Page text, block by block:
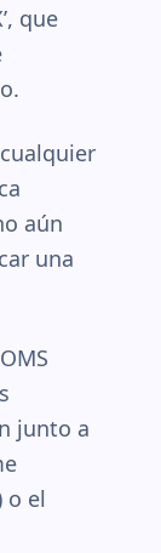
que
aún
una
junto a
o el